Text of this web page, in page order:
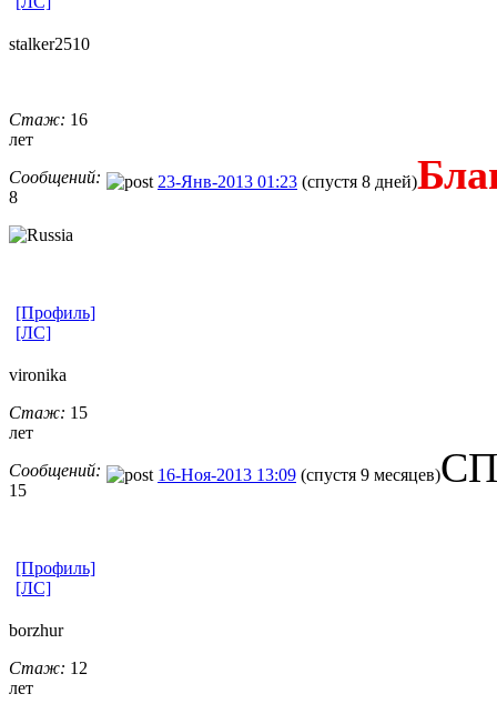
stalker2510
Стаж: 16
лет
Сообщений:
8
23-Янв-2013 01:23 (спустя 8 дней)
[Профиль]
[ЛС]
vironika
Стаж: 15
лет
Сообщений:
15
16-Ноя-2013 13:09 (спустя 9 месяцев)
[Профиль]
[ЛС]
borzhur
Стаж: 12
лет